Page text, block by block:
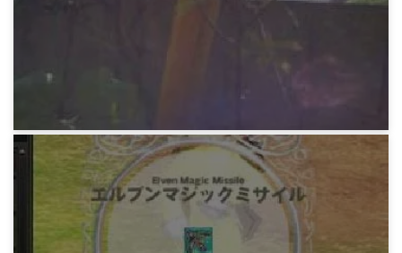
マビノギ日記
みどりの野次馬精神。段々このブログもぼく色
に染まっていく……